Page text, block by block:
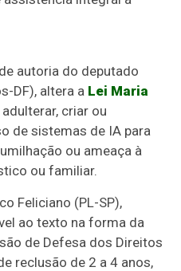
autoria do deputado
DF), altera a Lei Maria
criar ou
de sistemas de IA para
ou ameaça à
ou familiar.
Feliciano (PL-SP),
ao texto na forma da
de Defesa dos Direitos
reclusão de 2 a 4 anos,